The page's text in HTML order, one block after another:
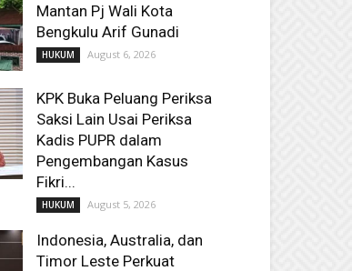
Mantan Pj Wali Kota
Bengkulu Arif Gunadi
HUKUM August 6, 2026
KPK Buka Peluang Periksa
Saksi Lain Usai Periksa
Kadis PUPR dalam
Pengembangan Kasus
Fikri...
HUKUM August 5, 2026
Indonesia, Australia, dan
Timor Leste Perkuat